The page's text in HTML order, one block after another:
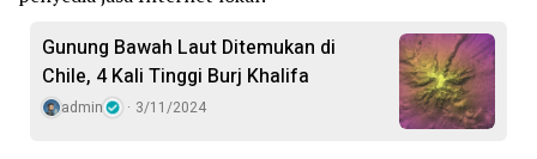
Gunung Bawah Laut Ditemukan di
Chile, 4 Kali Tinggi Burj Khalifa
admin 3/11/2024